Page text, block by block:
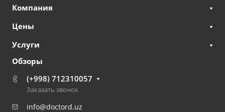
Компания
Цены
Услуги
Обзоры
(+998) 712310057
Заказать звонок
info@doctord.uz